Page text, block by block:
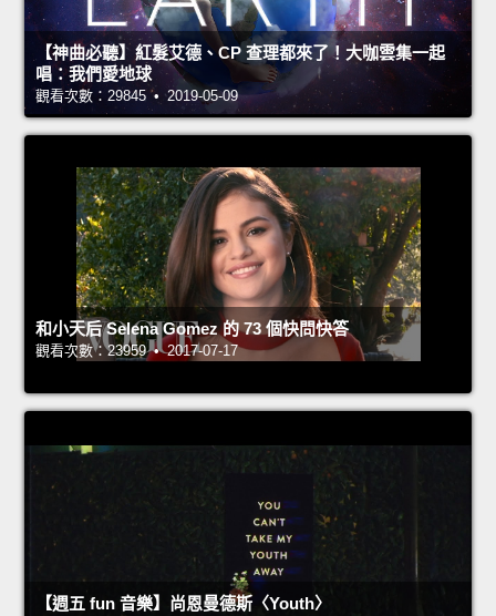
【神曲必聽】紅髮艾德、CP 查理都來了！大咖雲集一起
唱：我們愛地球
觀看次數：29845 • 2019-05-09
和小天后 Selena Gomez 的 73 個快問快答
觀看次數：23959 • 2017-07-17
【週五 fun 音樂】尚恩曼德斯〈Youth〉